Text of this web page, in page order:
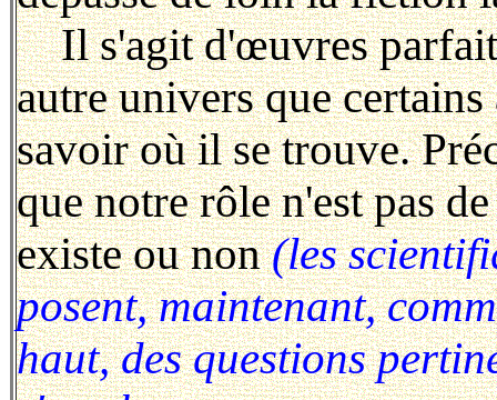
Il s'agit d'œuvres
autre univers que
savoir où il se trouve.
que notre rôle n'est pas
existe ou non(les
posent, maintenant,
haut, des questions